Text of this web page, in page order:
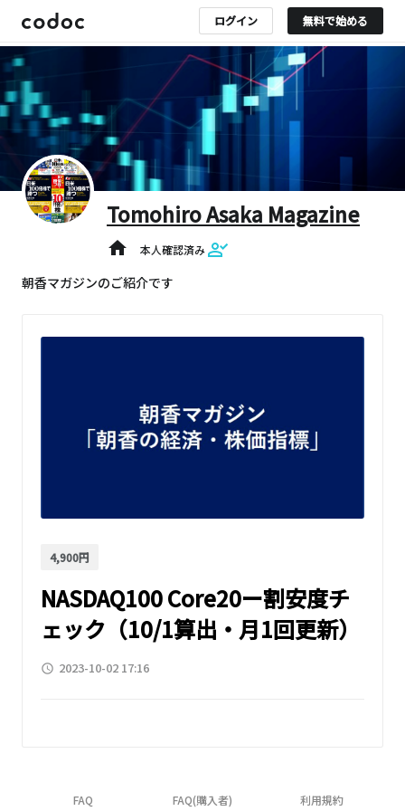
ログイン 無料で始める
Tomohiro Asaka Magazine
home 本人確認済み
朝香マガジンのご紹介です
4,900円
NASDAQ100 Core20ー割安度チ
ェック（10/1算出・月1回更新）
access_time 2023-10-02 17:16
FAQ FAQ(購入者) 利用規約